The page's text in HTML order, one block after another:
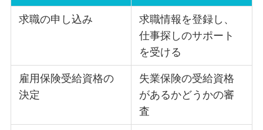
求職の申し込み
求職情報を登録し、
仕事探しのサポート
を受ける
雇用保険受給資格の
決定
失業保険の受給資格
があるかどうかの審
査